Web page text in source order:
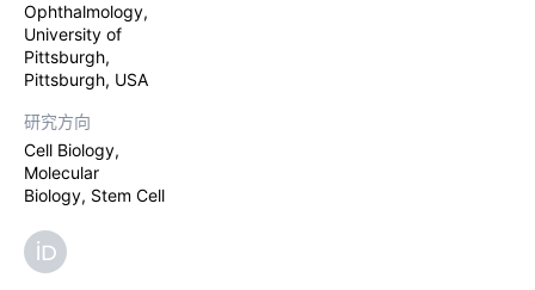
Ophthalmology,
University of
Pittsburgh,
Pittsburgh, USA
研究方向
Cell Biology,
Molecular
Biology, Stem Cell